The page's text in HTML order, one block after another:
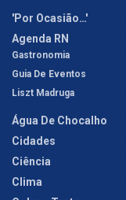
'Por Ocasião…'
Agenda RN
Gastronomia
Guia De Eventos
Liszt Madruga
Água De Chocalho
Cidades
Ciência
Clima